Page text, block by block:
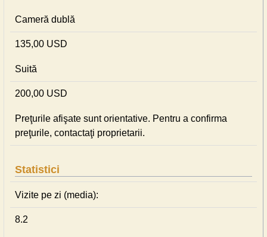
Cameră dublă
135,00 USD
Suită
200,00 USD
Preţurile afişate sunt orientative. Pentru a confirma
preţurile, contactaţi proprietarii.
Statistici
Vizite pe zi (media):
8.2